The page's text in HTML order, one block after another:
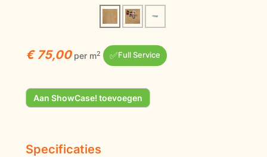
€ 75,00 per m2 ✅Full Service
Aan ShowCase! toevoegen
Specificaties